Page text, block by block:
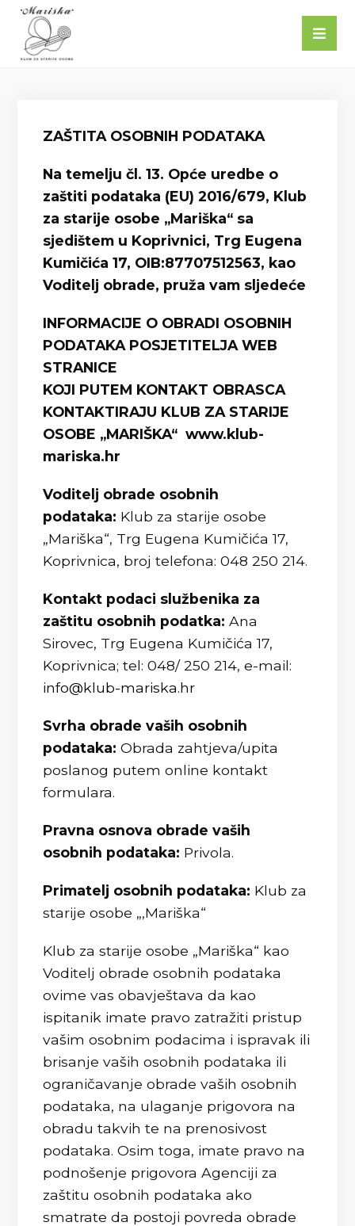
ZAŠTITA OSOBNIH PODATAKA
Na temelju čl. 13. Opće uredbe o
zaštiti podataka (EU) 2016/679, Klub
za starije osobe „Mariška“ sa
sjedištem u Koprivnici, Trg Eugena
Kumičića 17, OIB:87707512563, kao
Voditelj obrade, pruža vam sljedeće
INFORMACIJE O OBRADI OSOBNIH
PODATAKA POSJETITELJA WEB
STRANICE
KOJI PUTEM KONTAKT OBRASCA
KONTAKTIRAJU KLUB ZA STARIJE
OSOBE „MARIŠKA“ www.klub-
mariska.hr
Voditelj obrade osobnih
podataka: Klub za starije osobe
„Mariška“, Trg Eugena Kumičića 17,
Koprivnica, broj telefona: 048 250 214.
Kontakt podaci službenika za
zaštitu osobnih podatka: Ana
Sirovec, Trg Eugena Kumičića 17,
Koprivnica; tel: 048/ 250 214, e-mail:
info@klub-mariska.hr
Svrha obrade vaših osobnih
podataka: Obrada zahtjeva/upita
poslanog putem online kontakt
formulara.
Pravna osnova obrade vaših
osobnih podataka: Privola.
Primatelj osobnih podataka: Klub za
starije osobe „,Mariška“
Klub za starije osobe „Mariška“ kao
Voditelj obrade osobnih podataka
ovime vas obavještava da kao
ispitanik imate pravo zatražiti pristup
vašim osobnim podacima i ispravak ili
brisanje vaših osobnih podataka ili
ograničavanje obrade vaših osobnih
podataka, na ulaganje prigovora na
obradu takvih te na prenosivost
podataka. Osim toga, imate pravo na
podnošenje prigovora Agenciji za
zaštitu osobnih podataka ako
smatrate da postoji povreda obrade